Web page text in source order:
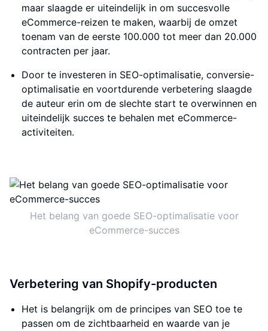
maar slaagde er uiteindelijk in om succesvolle
eCommerce-reizen te maken, waarbij de omzet
toenam van de eerste 100.000 tot meer dan 20.000
contracten per jaar.
Door te investeren in SEO-optimalisatie, conversie-
optimalisatie en voortdurende verbetering slaagde
de auteur erin om de slechte start te overwinnen en
uiteindelijk succes te behalen met eCommerce-
activiteiten.
Het belang van goede SEO-optimalisatie voor
eCommerce-succes
Verbetering van Shopify-producten
Het is belangrijk om de principes van SEO toe te
passen om de zichtbaarheid en waarde van je